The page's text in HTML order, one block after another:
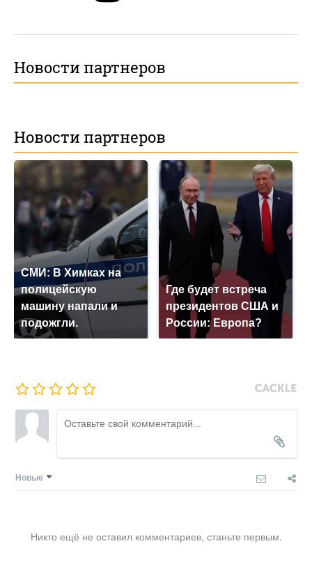
Новости партнеров
Новости партнеров
СМИ: В Химках на
полицейскую
машину напали и
подожгли.
Где будет встреча
президентов США и
России: Европа?
Новые
Никто ещё не оставил комментариев, станьте первым.